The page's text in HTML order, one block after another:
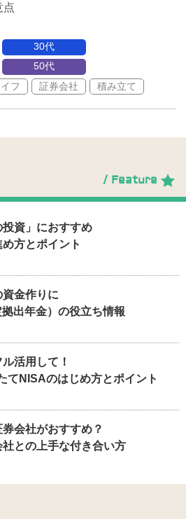
点
30代
50代
フ
証券会社 積み立て
/ Feature
投資」におすすめ
方とポイント
金作りに
出年金）の役立ち情報
活用して！
てNISAのはじめ方とポイント
会社がおすすめ？
との上手な付き合い方